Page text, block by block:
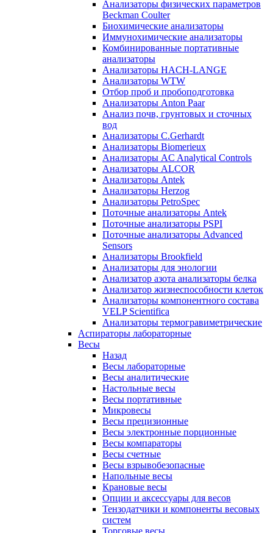
Анализаторы физических параметров
Beckman Coulter
Биохимические анализаторы
Иммунохимические анализаторы
Комбинированные портативные
анализаторы
Анализаторы HACH-LANGE
Анализаторы WTW
Отбор проб и пробоподготовка
Анализаторы Anton Paar
Анализ почв, грунтовых и сточных
вод
Анализаторы C.Gerhardt
Анализаторы Biomerieux
Анализаторы AC Analytical Controls
Анализаторы ALCOR
Анализаторы Antek
Анализаторы Herzog
Анализаторы PetroSpec
Поточные анализаторы Antek
Поточные анализаторы PSPI
Поточные анализаторы Advanced
Sensors
Анализаторы Brookfield
Анализаторы для энологии
Анализатор азота анализаторы белка
Анализатор жизнеспособности клеток
Анализаторы компонентного состава
VELP Scientifica
Анализаторы термогравиметрические
Аспираторы лабораторные
Весы
Назад
Весы лабораторные
Весы аналитические
Настольные весы
Весы портативные
Микровесы
Весы прецизионные
Весы электронные порционные
Весы компараторы
Весы счетные
Весы взрывобезопасные
Напольные весы
Крановые весы
Опции и аксессуары для весов
Тензодатчики и компоненты весовых
систем
Торговые весы